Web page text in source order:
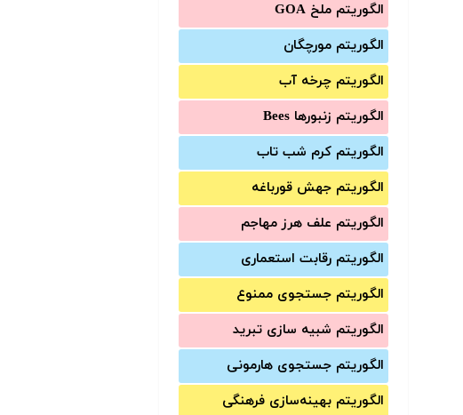
الگوریتم ملخ GOA
الگوریتم مورچگان
الگوریتم چرخه آب
الگوریتم زنبورها Bees
الگوریتم کرم شب تاب
الگوریتم جهش قورباغه
الگوریتم علف هرز مهاجم
الگوریتم رقابت استعماری
الگوریتم جستجوی ممنوع
الگوریتم شبیه سازی تبرید
الگوریتم جستجوی هارمونی
الگوریتم بهینه‌سازی فرهنگی